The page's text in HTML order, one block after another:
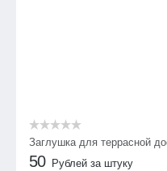
Заглушка для террасной
50 Рублей за штуку